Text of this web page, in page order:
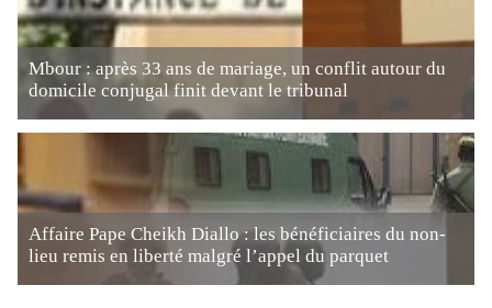
Mbour : après 33 ans de mariage, un conflit autour du
domicile conjugal finit devant le tribunal
Affaire Pape Cheikh Diallo : les bénéficiaires du non-
lieu remis en liberté malgré l’appel du parquet